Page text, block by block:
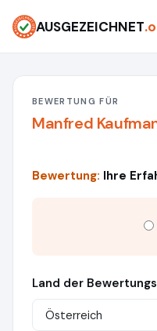
AUSGEZEICHNET
BEWERTUNG FÜR
Manfred
Bewertung: Ihre
Land der